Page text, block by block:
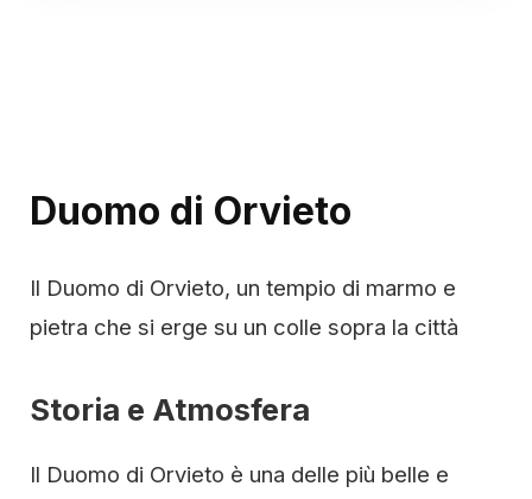
Duomo di Orvieto
Il Duomo di Orvieto, un tempio di marmo e
pietra che si erge su un colle sopra la città
Storia e Atmosfera
Il Duomo di Orvieto è una delle più belle e